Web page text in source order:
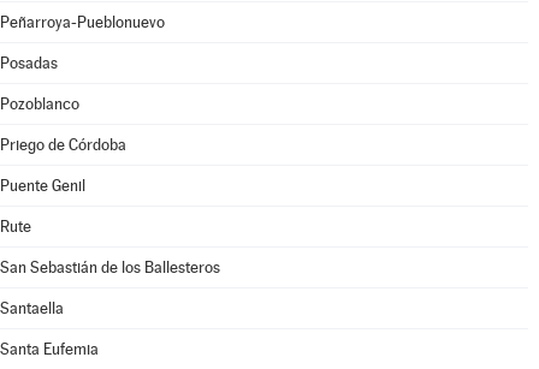
Peñarroya-Pueblonuevo
Posadas
Pozoblanco
Priego de Córdoba
Puente Genil
Rute
San Sebastián de los Ballesteros
Santaella
Santa Eufemia